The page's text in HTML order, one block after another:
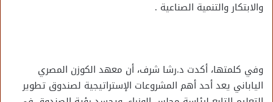
والابتكار والتنمية الصناعية .
وفي كلمتها، أكدت د.رشا شرف، أن معهد الكوزن المصري
الياباني يعد أحد أهم المشروعات الإستراتيجية لصندوق تطوير